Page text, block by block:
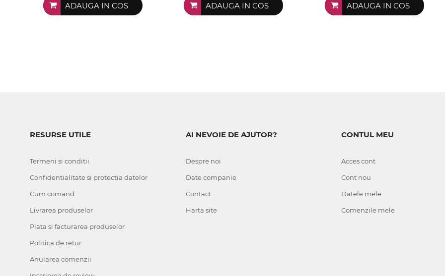
ADAUGA IN COS ADAUGA IN COS ADAUGA IN COS
RESURSE UTILE
Termeni si conditii
Confidentialitate si protectia datelor
Cum comand
Livrarea produselor
Plata si facturarea produselor
Politica de retur
Anularea comenzii
AI NEVOIE DE AJUTOR?
Despre noi
Date companie
Contact
Harta site
CONTUL MEU
Acces cont
Cont nou
Datele mele
Comenzile mele